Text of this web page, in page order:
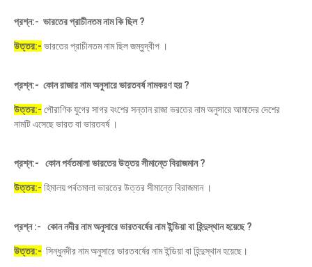
প্রশ্ন:- ভারতের প্রাচীনতম নাম কি ছিল ?
উত্তর:- ভারতের প্রাচীনতম নাম ছিল জম্বুদ্বীপ ।
প্রশ্ন:- কোন রাজার নাম অনুসারে ভারতবর্ষ নামকরণ হয় ?
উত্তর:- পৌরাণিক যুগের সাগর বংশের সন্তান রাজা ভরতের নাম অনুসারে আমাদের দেশের
নামটি এসেছে ভারত বা ভারতবর্ষ ।
প্রশ্ন:- কোন পর্বতমালা ভারতের উত্তর সীমান্তে বিরাজমান ?
উত্তর:- হিমালয় পর্বতমালা ভারতের উত্তর সীমান্তে বিরাজমান ।
প্রশ্ন :- কোন নদীর নাম অনুসারে ভারতবর্ষের নাম ইন্ডিয়া বা হিন্দুস্থান হয়েছে ?
উত্তর:- সিন্ধুনদীর নাম অনুসারে ভারতবর্ষের নাম ইন্ডিয়া বা হিন্দুস্থান হয়েছে।